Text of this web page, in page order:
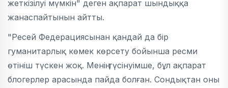
жеткізілуі мүмкін" деген ақпарат шындыққа
жанаспайтынын айтты.
"Ресей Федерациясынан қандай да бір
гуманитарлық көмек көрсету бойынша ресми
өтініш түскен жоқ. Менің түсінуімше, бұл ақпарат
блогерлер арасында пайда болған. Сондықтан оны